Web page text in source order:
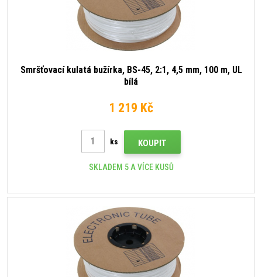
Smršťovací kulatá bužírka, BS-45, 2:1, 4,5 mm, 100 m, UL
bílá
1 219 Kč
ks KOUPIT
SKLADEM 5 A VÍCE KUSŮ